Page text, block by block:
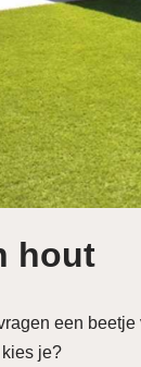
hout
een
je?